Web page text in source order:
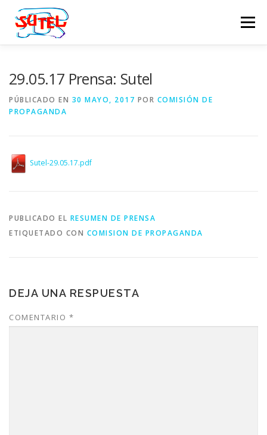
contenido
Menú
COMISIÓN DE PROPAGANDA
29.05.17 Prensa: Sutel
PÚBLICADO EN 30 MAYO, 2017 POR COMISIÓN DE
PROPAGANDA
Sutel-29.05.17.pdf
PUBLICADO EL RESUMEN DE PRENSA
ETIQUETADO CON COMISION DE PROPAGANDA
DEJA UNA RESPUESTA
COMENTARIO *